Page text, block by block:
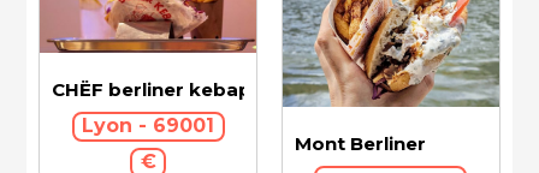
CHËF berliner kebap
Lyon - 69001
€
Mont Berliner